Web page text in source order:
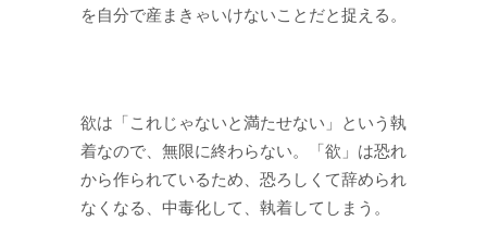
を自分で産まきゃいけないことだと捉える。
欲は「これじゃないと満たせない」という執
着なので、無限に終わらない。「欲」は恐れ
から作られているため、恐ろしくて辞められ
なくなる、中毒化して、執着してしまう。